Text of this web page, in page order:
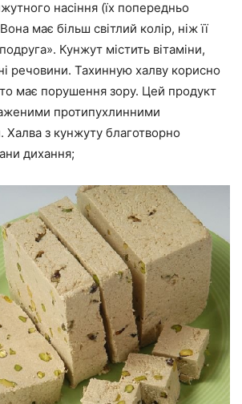
насіння (їх попередньо
має більш світлий колір, ніж її
Кунжут містить вітаміни,
речовини. Тахинную халву корисно
має порушення зору. Цей продукт
протипухлинними
Халва з кунжуту благотворно
дихання;